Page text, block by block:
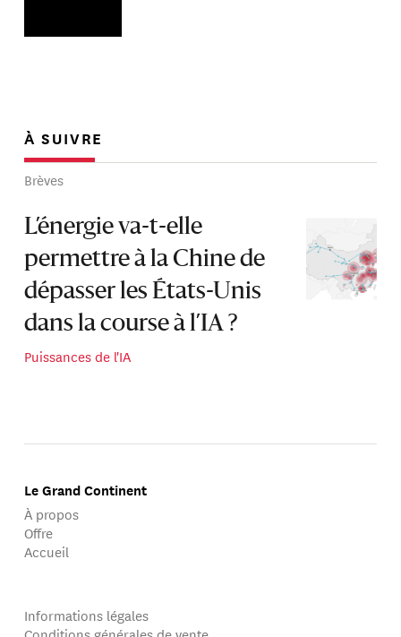
À SUIVRE
Brèves
L’énergie va-t-elle
permettre à la Chine de
dépasser les États-Unis
dans la course à l’IA ?
Puissances de l'IA
Le Grand Continent
À propos
Offre
Accueil
Informations légales